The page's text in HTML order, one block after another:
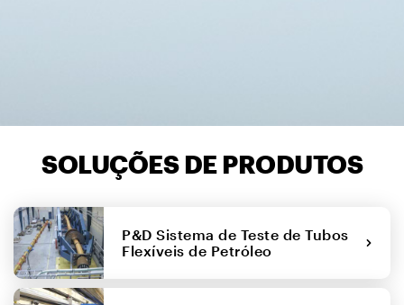
SOLUÇÕES DE PRODUTOS
P&D Sistema de Teste de Tubos
Flexíveis de Petróleo